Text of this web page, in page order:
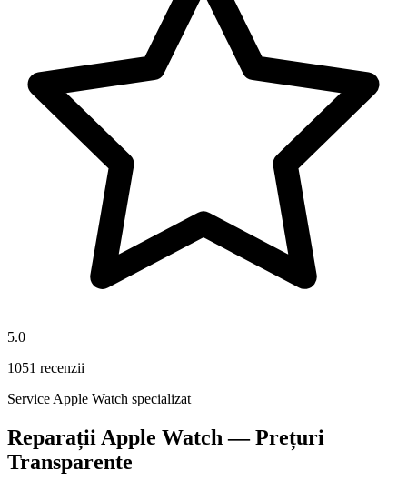
5.0
1051 recenzii
Service Apple Watch specializat
Reparații Apple Watch — Prețuri
Transparente